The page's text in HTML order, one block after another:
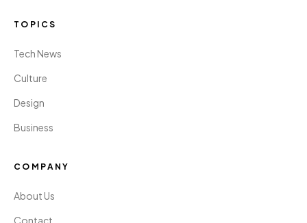
TOPICS
Tech News
Culture
Design
Business
COMPANY
About Us
Contact